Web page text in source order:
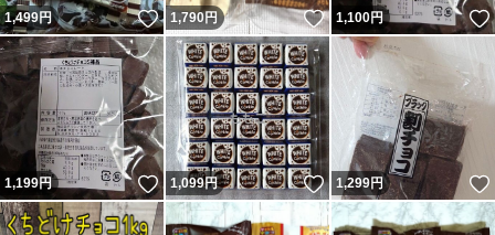
1,499円 いいね！
1,790円 いいね！
1,100円
1,199円 いいね！
1,099円 いいね！
1,299円